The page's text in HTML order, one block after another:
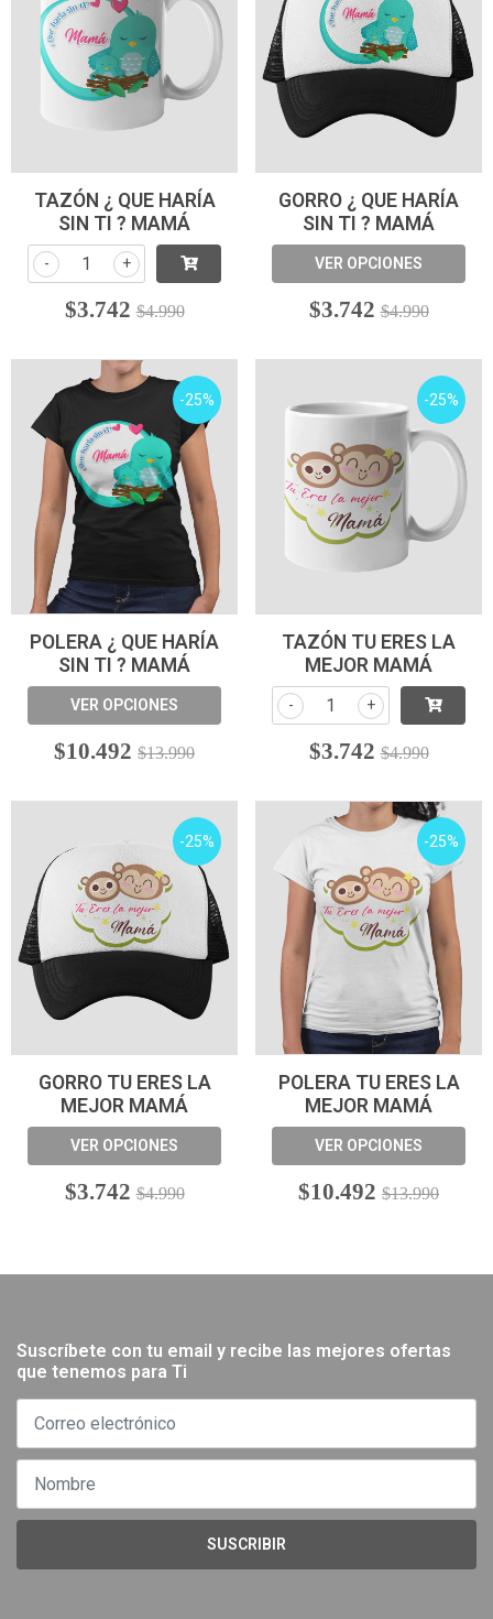
TAZÓN ¿ QUE HARÍA
SIN TI ? MAMÁ
+
-
$3.742 $4.990
GORRO ¿ QUE HARÍA
SIN TI ? MAMÁ
VER OPCIONES
$3.742 $4.990
-25%
POLERA ¿ QUE HARÍA
SIN TI ? MAMÁ
VER OPCIONES
$10.492 $13.990
-25%
TAZÓN TU ERES LA
MEJOR MAMÁ
+
-
$3.742 $4.990
-25%
GORRO TU ERES LA
MEJOR MAMÁ
VER OPCIONES
$3.742 $4.990
-25%
POLERA TU ERES LA
MEJOR MAMÁ
VER OPCIONES
$10.492 $13.990
Suscríbete con tu email y recibe las mejores ofertas
que tenemos para Ti
SUSCRIBIR